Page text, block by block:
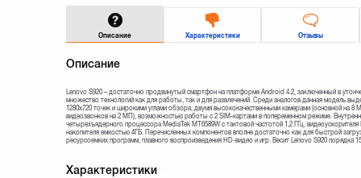
Описание Характеристики Отзывы
Описание
Lenovo S920 – достаточно продвинутый смартфон на платформе Android 4.2, заключенный в
множество технологий как для работы, так и для развлечений. Среди аналогов данная модель
1280x720 точек и широкими углами обзора, двумя высококачественными камерами (основной на
видеозвонков на 2 МП), возможностью работы с 2 SIM-картами в попеременном режиме.
четырехъядерного процессора MediaTek MT6589W с тактовой частотой 1,2 ГГц,
накопителя емкостью 4ГБ. Перечисленных компонентов вполне достаточно как для быстрой
ресурсоемких программ, плавного воспроизведения HD-видео и игр. Весит Lenovo S920 порядка
Характеристики